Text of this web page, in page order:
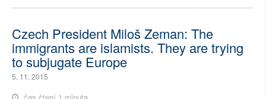
Czech President Miloš Zeman: The
immigrants are islamists. They are trying
to subjugate Europe
5. 11. 2015